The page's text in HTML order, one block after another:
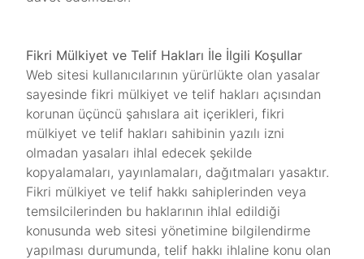
Fikri Mülkiyet ve Telif Hakları İle İlgili Koşullar
Web sitesi kullanıcılarının yürürlükte olan yasalar
sayesinde fikri mülkiyet ve telif hakları açısından
korunan üçüncü şahıslara ait içerikleri, fikri
mülkiyet ve telif hakları sahibinin yazılı izni
olmadan yasaları ihlal edecek şekilde
kopyalamaları, yayınlamaları, dağıtmaları yasaktır.
Fikri mülkiyet ve telif hakkı sahiplerinden veya
temsilcilerinden bu haklarının ihlal edildiği
konusunda web sitesi yönetimine bilgilendirme
yapılması durumunda, telif hakkı ihlaline konu olan